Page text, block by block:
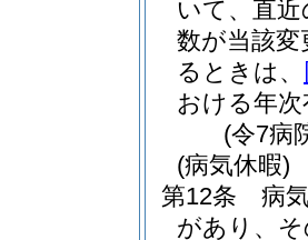
いて、直
数が当該
るときは、
おける年
(令7病
(病気休暇)
第12条
病
があり、